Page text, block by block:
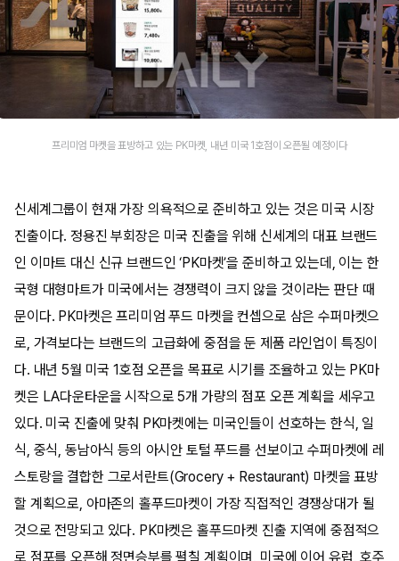
프리미엄 마켓을 표방하고 있는 PK마켓, 내년 미국 1호점이 오픈될 예정이다
신세계그룹이 현재 가장 의욕적으로 준비하고 있는 것은 미국 시장
진출이다. 정용진 부회장은 미국 진출을 위해 신세계의 대표 브랜드
인 이마트 대신 신규 브랜드인 ‘PK마켓’을 준비하고 있는데, 이는 한
국형 대형마트가 미국에서는 경쟁력이 크지 않을 것이라는 판단 때
문이다. PK마켓은 프리미엄 푸드 마켓을 컨셉으로 삼은 수퍼마켓으
로, 가격보다는 브랜드의 고급화에 중점을 둔 제품 라인업이 특징이
다. 내년 5월 미국 1호점 오픈을 목표로 시기를 조율하고 있는 PK마
켓은 LA다운타운을 시작으로 5개 가량의 점포 오픈 계획을 세우고
있다. 미국 진출에 맞춰 PK마켓에는 미국인들이 선호하는 한식, 일
식, 중식, 동남아식 등의 아시안 토털 푸드를 선보이고 수퍼마켓에 레
스토랑을 결합한 그로서란트(Grocery + Restaurant) 마켓을 표방
할 계획으로, 아마존의 홀푸드마켓이 가장 직접적인 경쟁상대가 될
것으로 전망되고 있다. PK마켓은 홀푸드마켓 진출 지역에 중점적으
로 점포를 오픈해 정면승부를 펼칠 계획이며, 미국에 이어 유럽, 호주